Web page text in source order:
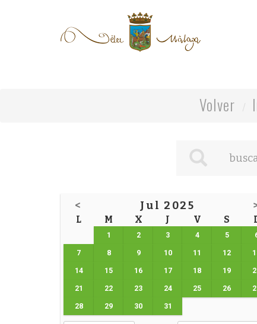
Volver
< Jul 2025
L M X J V S
1 2 3 4 5
7 8 9 10 11 12
14 15 16 17 18 19
21 22 23 24 25 26
28 29 30 31